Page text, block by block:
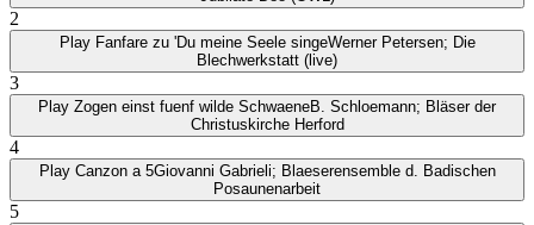
2
Play Fanfare zu 'Du meine Seele singeWerner Petersen; Die
Blechwerkstatt (live)
3
Play Zogen einst fuenf wilde SchwaeneB. Schloemann; Bläser der
Christuskirche Herford
4
Play Canzon a 5Giovanni Gabrieli; Blaeserensemble d. Badischen
Posaunenarbeit
5